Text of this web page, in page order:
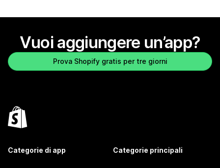
Vuoi aggiungere un’app?
Prova Shopify gratis per tre giorni
Categorie di app Categorie principali